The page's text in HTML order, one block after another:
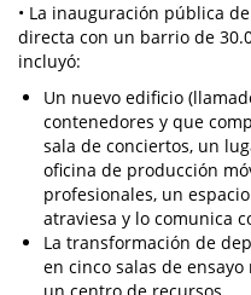
• La inauguración pública
directa con un barrio de
incluyó:
Un nuevo edificio
contenedores y que
sala de conciertos, un
oficina de producción
profesionales, un
atraviesa y lo comunica
La transformación de
en cinco salas de